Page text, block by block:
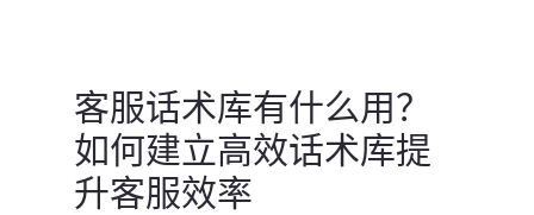
客服话术库有什么用？
如何建立高效话术库提
升客服效率